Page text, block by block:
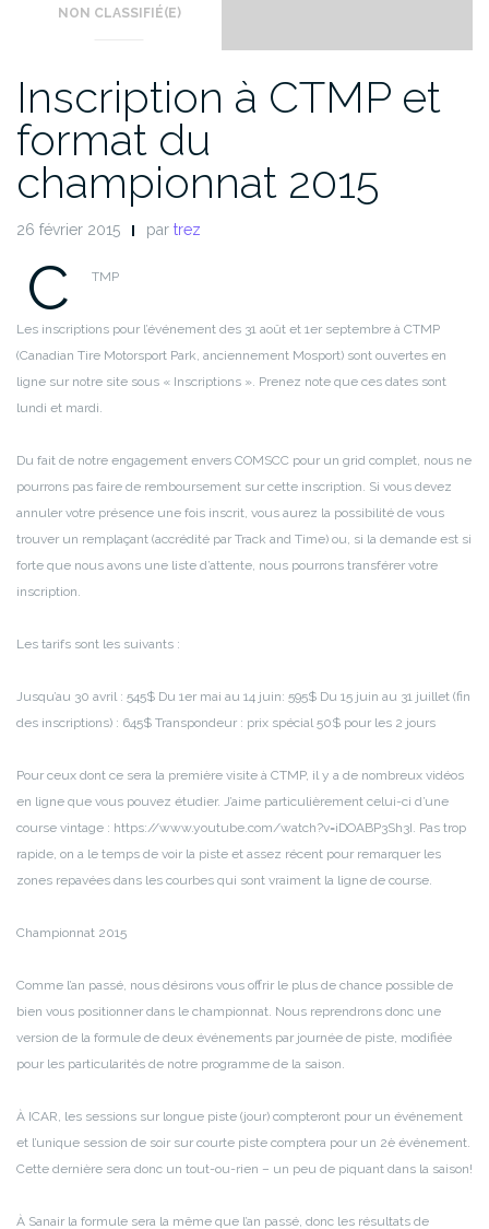
NON CLASSIFIÉ(E)
Inscription à CTMP et
format du
championnat 2015
26 février 2015 par trez
C TMP
Les inscriptions pour l’événement des 31 août et 1er septembre à CTMP
(Canadian Tire Motorsport Park, anciennement Mosport) sont ouvertes en
ligne sur notre site sous « Inscriptions ». Prenez note que ces dates sont
lundi et mardi.
Du fait de notre engagement envers COMSCC pour un grid complet, nous ne
pourrons pas faire de remboursement sur cette inscription. Si vous devez
annuler votre présence une fois inscrit, vous aurez la possibilité de vous
trouver un remplaçant (accrédité par Track and Time) ou, si la demande est si
forte que nous avons une liste d’attente, nous pourrons transférer votre
inscription.
Les tarifs sont les suivants :
Jusqu’au 30 avril : 545$ Du 1er mai au 14 juin: 595$ Du 15 juin au 31 juillet (fin
des inscriptions) : 645$ Transpondeur : prix spécial 50$ pour les 2 jours
Pour ceux dont ce sera la première visite à CTMP, il y a de nombreux vidéos
en ligne que vous pouvez étudier. J’aime particulièrement celui-ci d’une
course vintage : https://www.youtube.com/watch?v=iDOABP3Sh3I. Pas trop
rapide, on a le temps de voir la piste et assez récent pour remarquer les
zones repavées dans les courbes qui sont vraiment la ligne de course.
Championnat 2015
Comme l’an passé, nous désirons vous offrir le plus de chance possible de
bien vous positionner dans le championnat. Nous reprendrons donc une
version de la formule de deux événements par journée de piste, modifiée
pour les particularités de notre programme de la saison.
À ICAR, les sessions sur longue piste (jour) compteront pour un événement
et l’unique session de soir sur courte piste comptera pour un 2è événement.
Cette dernière sera donc un tout-ou-rien – un peu de piquant dans la saison!
À Sanair la formule sera la même que l’an passé, donc les résultats de